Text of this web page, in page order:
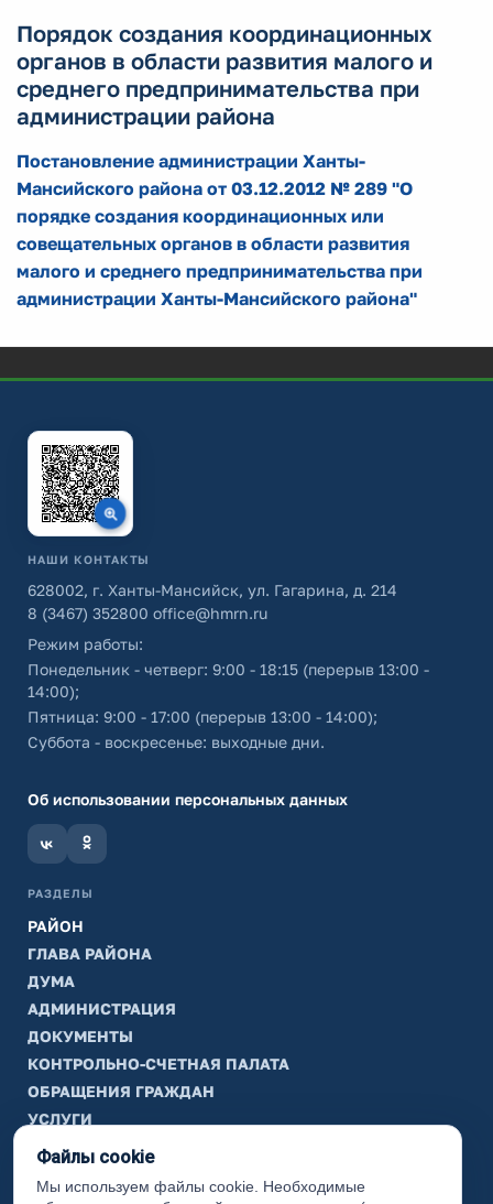
Порядок создания координационных
органов в области развития малого и
среднего предпринимательства при
администрации района
Постановление администрации Ханты-
Мансийского района от 03.12.2012 № 289 "О
порядке создания координационных или
совещательных органов в области развития
малого и среднего предпринимательства при
администрации Ханты-Мансийского района"
НАШИ КОНТАКТЫ
628002, г. Ханты-Мансийск, ул. Гагарина, д. 214
8 (3467) 352800 office@hmrn.ru
Режим работы:
Понедельник - четверг: 9:00 - 18:15 (перерыв 13:00 -
14:00);
Пятница: 9:00 - 17:00 (перерыв 13:00 - 14:00);
Суббота - воскресенье: выходные дни.
Об использовании персональных данных
РАЗДЕЛЫ
РАЙОН
ГЛАВА РАЙОНА
ДУМА
АДМИНИСТРАЦИЯ
ДОКУМЕНТЫ
КОНТРОЛЬНО-СЧЕТНАЯ ПАЛАТА
ОБРАЩЕНИЯ ГРАЖДАН
УСЛУГИ
ТИК
ИНФОРМАЦИЯ
Файлы cookie
Мы используем файлы cookie. Необходимые